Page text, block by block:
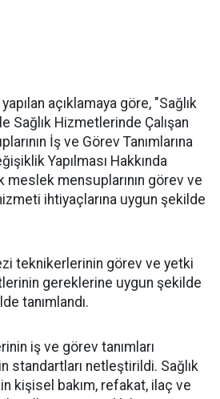
yapılan açıklamaya göre, "Sağlık
Sağlık Hizmetlerinde Çalışan
İş ve Görev Tanımlarına
Yapılması Hakkında
meslek mensuplarının görev ve
ihtiyaçlarına uygun şekilde
teknikerlerinin görev ve yetki
gereklerine uygun şekilde
tanımlandı.
iş ve görev tanımları
standartları netleştirildi. Sağlık
kişisel bakım, refakat, ilaç ve